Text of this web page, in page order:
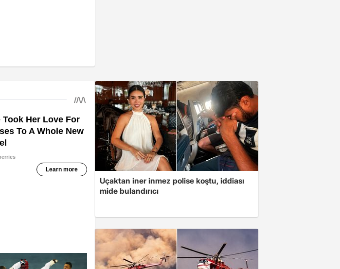
Uçaktan iner inmez polise koştu, iddiası
mide bulandırıcı